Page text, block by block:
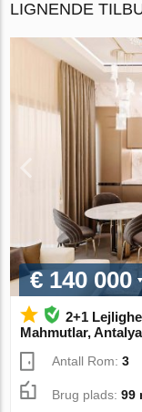
LIGNENDE
€ 140 000
2+1
Mahmutlar,
Antall Rom:3
Brug plads:99